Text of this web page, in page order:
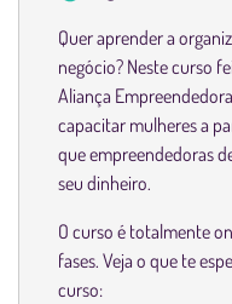
Quer aprender a
negócio? Neste curso
Aliança
capacitar mulheres a
que empreendedoras
seu dinheiro.
O curso é totalmente
fases. Veja o que te
curso: